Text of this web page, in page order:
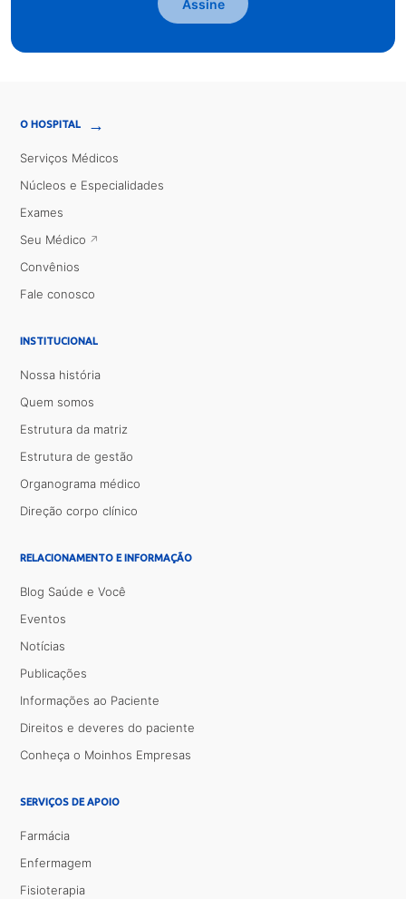
Assine
O HOSPITAL →
Serviços Médicos
Núcleos e Especialidades
Exames
Seu Médico
Convênios
Fale conosco
INSTITUCIONAL
Nossa história
Quem somos
Estrutura da matriz
Estrutura de gestão
Organograma médico
Direção corpo clínico
RELACIONAMENTO E INFORMAÇÃO
Blog Saúde e Você
Eventos
Notícias
Publicações
Informações ao Paciente
Direitos e deveres do paciente
Conheça o Moinhos Empresas
SERVIÇOS DE APOIO
Farmácia
Enfermagem
Fisioterapia